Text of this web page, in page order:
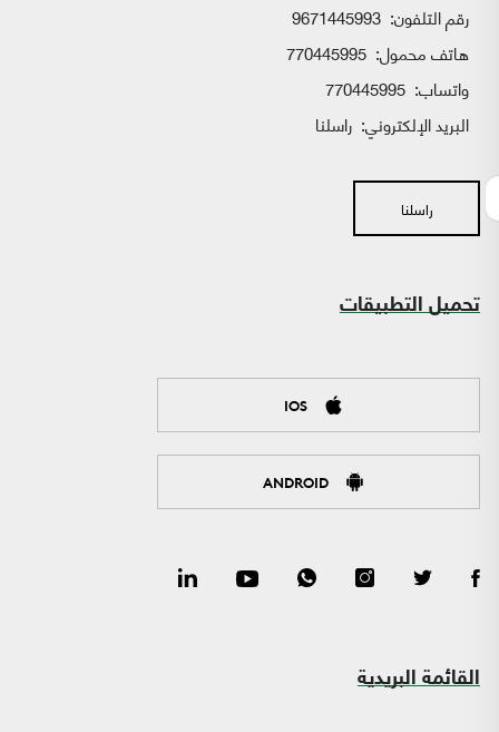
رقم التلفون: 9671445993
هاتف محمول: 770445995
واتساب:
البريد الإلكتروني: راسلنا
راسلنا
تحميل التطبيقات
IOS
ANDROID
القائمة البريدية